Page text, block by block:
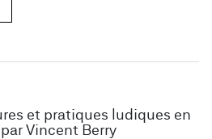
et pratiques ludiques en
Vincent Berry